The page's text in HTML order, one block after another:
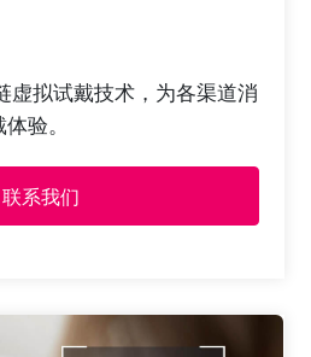
虚拟试戴技术，为各渠道消
验。
联系我们